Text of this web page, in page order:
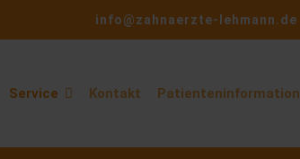
info@zahnaerzte-lehmann.de
Service Kontakt Patienteninformation